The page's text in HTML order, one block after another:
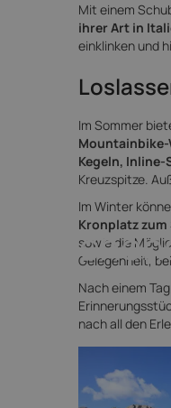
Die
Mit einem
ihrer Art in
einklinken und
Im Sommer
Mountainbike-
Kegeln, Inline-
Kreuzspitze.
Im Winter
Kronplatz
sowie die
Gelegenheit,
Nach einem
nach all den